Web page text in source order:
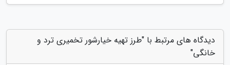
دیدگاه های مرتبط با "طرز تهیه خیارشور تخمیری ترد و
خانگی"